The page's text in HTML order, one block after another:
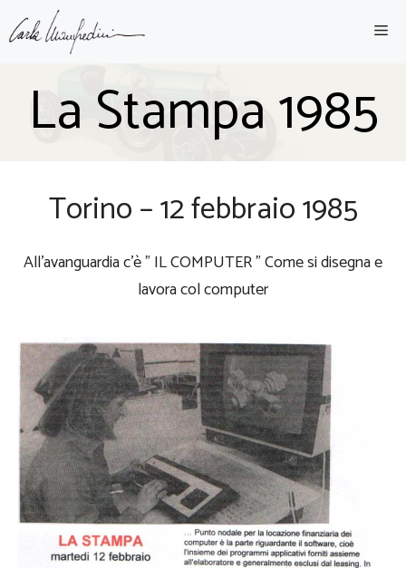
al
La Stampa 1985
Torino – 12 febbraio 1985
All’avanguardia c’è ” IL COMPUTER ” Come si disegna e
lavora col computer